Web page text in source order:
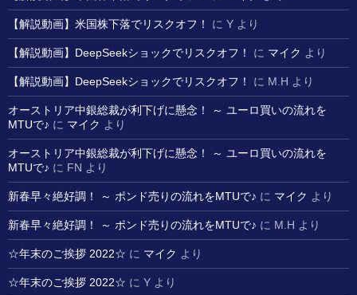
【解説動画】米国株下落でリスクオフ！ に Y より
【解説動画】DeepSeekショックでリスクオフ！ に マイク より
【解説動画】DeepSeekショックでリスクオフ！ に M.H より
オーストリア中銀総裁が利下げに懸念！ ～ ユーロ買いの流れを
MTUで♪ に マイク より
オーストリア中銀総裁が利下げに懸念！ ～ ユーロ買いの流れを
MTUで♪ に FN より
新春早々絶好調！ ～ ポンド売りの流れをMTUで♪ に マイク より
新春早々絶好調！ ～ ポンド売りの流れをMTUで♪ に M.H より
☆年末のご挨拶 2022☆ に マイク より
☆年末のご挨拶 2022☆ に Y より